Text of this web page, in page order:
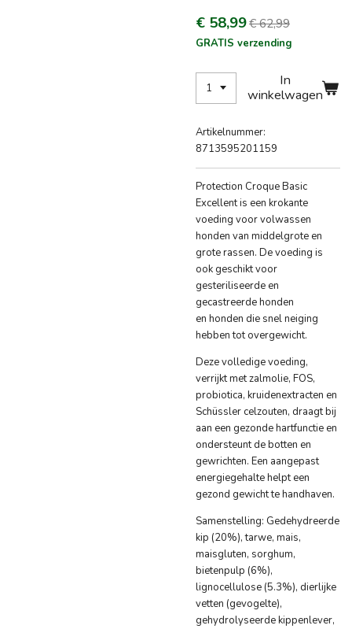
€ 58,99€ 62,99
GRATIS verzending
In
winkelwagen
Artikelnummer:
8713595201159
Protection Croque Basic
Excellent is een krokante
voeding voor volwassen
honden van middelgrote en
grote rassen. De voeding is
ook geschikt voor
gesteriliseerde en
gecastreerde honden
en honden die snel neiging
hebben tot overgewicht.
Deze volledige voeding,
verrijkt met zalmolie, FOS,
probiotica, kruidenextracten en
Schüssler celzouten, draagt bij
aan een gezonde hartfunctie en
ondersteunt de botten en
gewrichten. Een aangepast
energiegehalte helpt een
gezond gewicht te handhaven.
Samenstelling: Gedehydreerde
kip (20%), tarwe, mais,
maisgluten, sorghum,
bietenpulp (6%),
lignocellulose (5.3%), dierlijke
vetten (gevogelte),
gehydrolyseerde kippenlever,